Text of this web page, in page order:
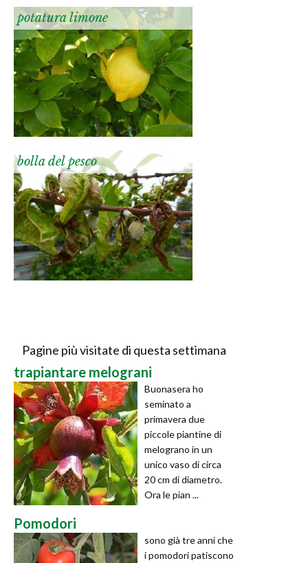
potatura limone
bolla del pesco
Pagine più visitate di questa settimana
trapiantare melograni
Buonasera ho
seminato a
primavera due
piccole piantine di
melograno in un
unico vaso di circa
20 cm di diametro.
Ora le pian ...
Pomodori
sono già tre anni che
i pomodori patiscono